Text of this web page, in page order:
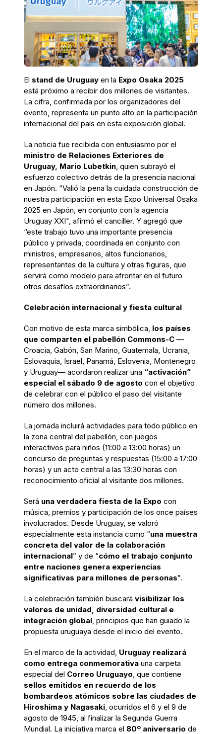
El stand de Uruguay en la Expo Osaka 2025
está próximo a recibir dos millones de visitantes.
La cifra, confirmada por los organizadores del
evento, representa un punto alto en la participación
internacional del país en esta exposición global.
La noticia fue recibida con entusiasmo por el
ministro de Relaciones Exteriores de
Uruguay, Mario Lubetkin, quien subrayó el
esfuerzo colectivo detrás de la presencia nacional
en Japón. “Valió la pena la cuidada construcción de
nuestra participación en esta Expo Universal Osaka
2025 en Japón, en conjunto con la agencia
Uruguay XXI", afirmó el canciller. Y agregó que
“este trabajo tuvo una importante presencia
público y privada, coordinada en conjunto con
ministros, empresarios, altos funcionarios,
representantes de la cultura y otras figuras, que
servirá como modelo para afrontar en el futuro
otros desafíos extraordinarios”.
Celebración internacional y fiesta cultural
Con motivo de esta marca simbólica, los países
que comparten el pabellón Commons-C —
Croacia, Gabón, San Marino, Guatemala, Ucrania,
Eslovaquia, Israel, Panamá, Eslovenia, Montenegro
y Uruguay— acordaron realizar una “activación”
especial el sábado 9 de agosto con el objetivo
de celebrar con el público el paso del visitante
número dos millones.
La jornada incluirá actividades para todo público en
la zona central del pabellón, con juegos
interactivos para niños (11:00 a 13:00 horas) un
concurso de preguntas y respuestas (15:00 a 17:00
horas) y un acto central a las 13:30 horas con
reconocimiento oficial al visitante dos millones.
Será una verdadera fiesta de la Expo con
música, premios y participación de los once países
involucrados. Desde Uruguay, se valoró
especialmente esta instancia como “una muestra
concreta del valor de la colaboración
internacional” y de “cómo el trabajo conjunto
entre naciones genera experiencias
significativas para millones de personas”.
La celebración también buscará visibilizar los
valores de unidad, diversidad cultural e
integración global, principios que han guiado la
propuesta uruguaya desde el inicio del evento.
En el marco de la actividad, Uruguay realizará
como entrega conmemorativa una carpeta
especial del Correo Uruguayo, que contiene
sellos emitidos en recuerdo de los
bombardeos atómicos sobre las ciudades de
Hiroshima y Nagasaki, ocurridos el 6 y el 9 de
agosto de 1945, al finalizar la Segunda Guerra
Mundial. La iniciativa marca el 80º aniversario de